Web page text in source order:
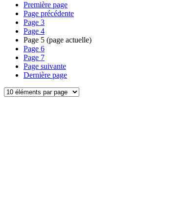
Première page
Page précédente
Page 3
Page 4
Page 5 (page actuelle)
Page 6
Page 7
Page suivante
Dernière page